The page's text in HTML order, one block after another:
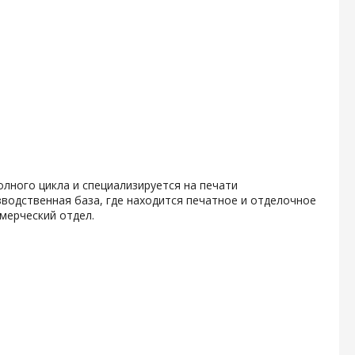
цикла и специализируется на печати
база, где находится печатное и отделочное
отдел.